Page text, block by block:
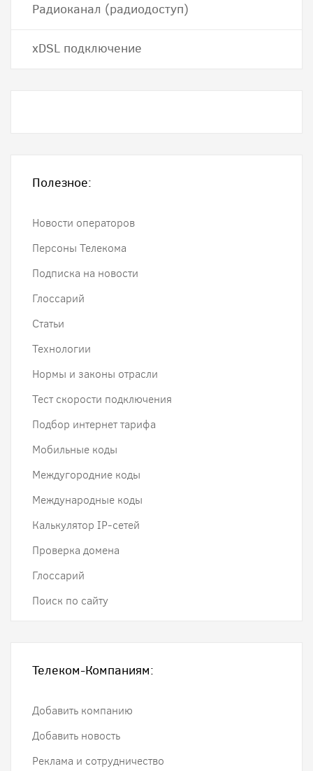
Радиоканал (радиодоступ)
хDSL подключение
Полезное:
Новости операторов
Персоны Телекома
Подписка на новости
Глоссарий
Статьи
Технологии
Нормы и законы отрасли
Тест скорости подключения
Подбор интернет тарифа
Мобильные коды
Междугородние коды
Международные коды
Калькулятор IP-сетей
Проверка домена
Глоссарий
Поиск по сайту
Телеком-Компаниям:
Добавить компанию
Добавить новость
Реклама и сотрудничество